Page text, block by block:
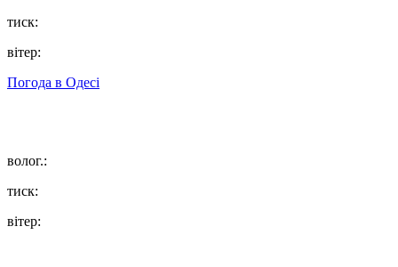
тиск:
вітер:
Погода в Одесі
волог.:
тиск:
вітер: